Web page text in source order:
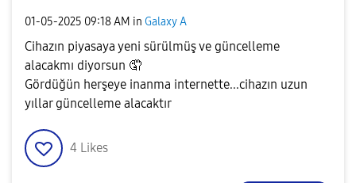
‎01-05-2025 09:18 AM in Galaxy A
Cihazın piyasaya yeni sürülmüş ve güncelleme
alacakmı diyorsun 🤦
Gördüğün herşeye inanma internette...cihazın uzun
yıllar güncelleme alacaktır
4 Likes